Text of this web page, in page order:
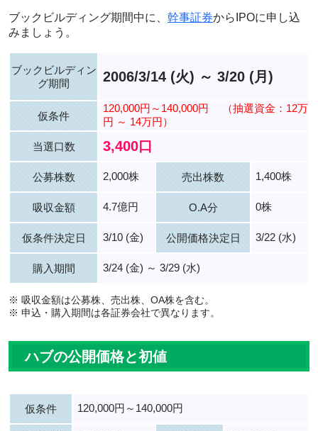
ブックビルディング期間中に、 幹事証券からIPOに申し込
みましょう。
ブックビルディン
グ期間
2006/3/14 (火) ～ 3/20 (月)
仮条件
120,000円～140,000円
（抽選資金：12万
円 ～ 14万円）
当選口数 3,400口
公募株数 2,000株 売出株数 1,400株
吸収金額 4.7億円 O.A分 0株
仮条件決定日 3/10 (金) 公開価格決定日 3/22 (水)
購入期間 3/24 (金) ～ 3/29 (水)
※ 吸収金額は公募株、売出株、OA株を含む。
※ 申込・購入期間は各証券会社で異なります。
ハブの公開価格と初値
仮条件 120,000円～140,000円